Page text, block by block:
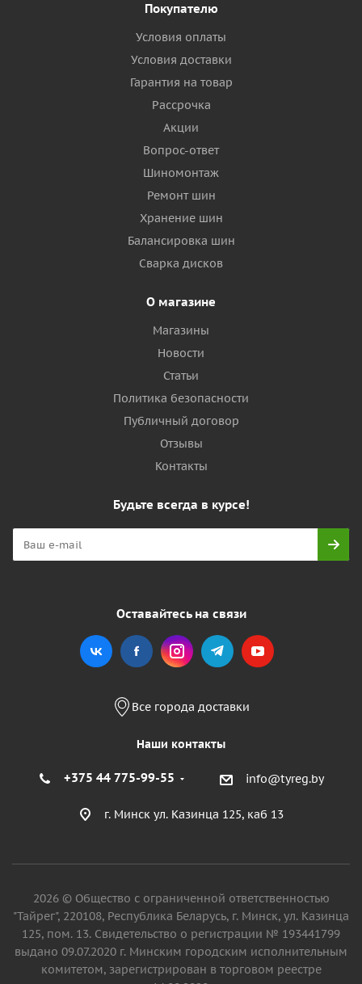
Покупателю
Условия оплаты
Условия доставки
Гарантия на товар
Рассрочка
Акции
Вопрос-ответ
Шиномонтаж
Ремонт шин
Хранение шин
Балансировка шин
Сварка дисков
О магазине
Магазины
Новости
Статьи
Политика безопасности
Публичный договор
Отзывы
Контакты
Будьте всегда в курсе!
Оставайтесь на связи
Все города доставки
Наши контакты
+375 44 775-99-55 info@tyreg.by
г. Минск ул. Казинца 125, каб 13
2026 © Общество с ограниченной ответственностью
"Тайрег", 220108, Республика Беларусь, г. Минск, ул. Казинца
125, пом. 13. Свидетельство о регистрации № 193441799
выдано 09.07.2020 г. Минским городским исполнительным
комитетом, зарегистрирован в торговом реестре